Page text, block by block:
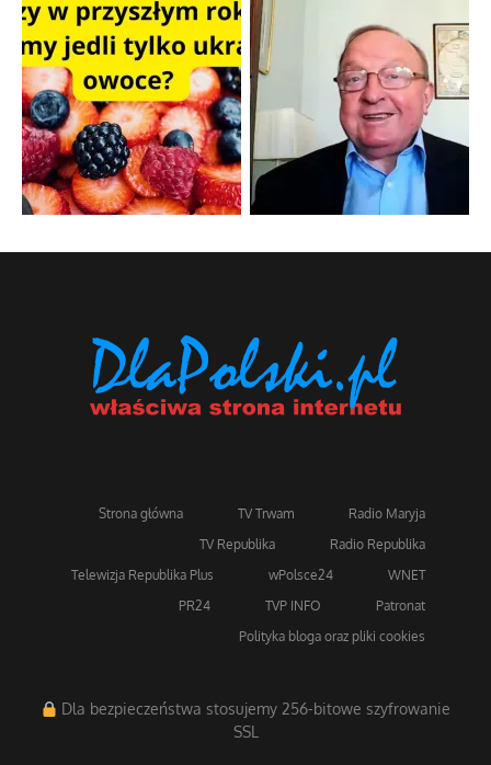
Strona główna TV Trwam
Radio Maryja
TV Republika
Radio Republika
Telewizja Republika Plus
wPolsce24
WNET
PR24
TVP INFO
Patronat
Polityka bloga oraz pliki cookies
Dla bezpieczeństwa stosujemy 256-bitowe szyfrowanie
SSL